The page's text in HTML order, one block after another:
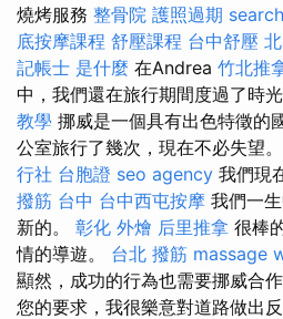
燒烤服務 整骨院 護照過期
底按摩課程 舒壓課程 台中舒壓
記帳士 是什麼 在Andrea 竹北推
中，我們還在旅行期間度過了時光
教學 挪威是一個具有出色特徵的
公室旅行了幾次，現在不必失望。
行社 台胞證 seo agency 我們現
撥筋 台中 台中西屯按摩 我們一
新的。 彰化 外燴 后里推拿 很棒
情的導遊。 台北 撥筋 massage
顯然，成功的行為也需要挪威合
您的要求，我很樂意對道路做出